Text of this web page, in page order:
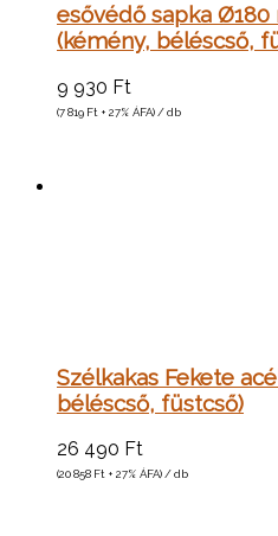
esővédő sapka
(kémény, béléscső,
9 930 Ft
(7 819 Ft + 27% ÁFA) / db
Szélkakas Fekete
béléscső, füstcső)
26 490 Ft
(20 858 Ft + 27% ÁFA) / db